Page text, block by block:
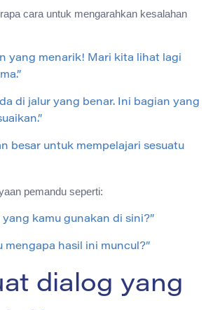
cara untuk mengarahkan kesalahan
yang menarik! Mari kita lihat lagi
di jalur yang benar. Ini bagian yang
besar untuk mempelajari sesuatu
pemandu seperti:
yang kamu gunakan di sini?”
mengapa hasil ini muncul?”
dialog yang